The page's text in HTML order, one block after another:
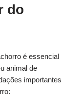
do
é essencial
animal de
importantes